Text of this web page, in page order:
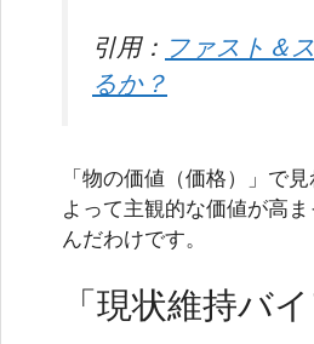
引用： ファスト＆
るか？
「物の価値（価格）」で
よって主観的な価値が高
んだわけです。
「現状維持バ